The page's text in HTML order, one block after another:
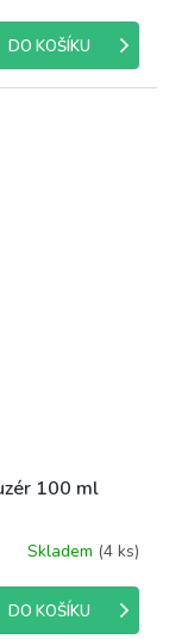
DO KOŠÍKU
100 ml
Skladem (4 ks)
DO KOŠÍKU